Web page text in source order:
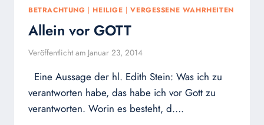
BETRACHTUNG | HEILIGE |VERGESSENE WAHRHEITEN
Allein vor GOTT
Veröffentlicht am Januar 23, 2014
Eine Aussage der hl. Edith Stein: Was ich zu
verantworten habe, das habe ich vor Gott zu
verantworten. Worin es besteht, d….